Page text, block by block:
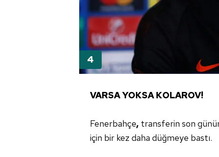
VARSA YOKSAKOLAROV!
Fenerbahçe, transferin son
için bir kez daha düğmeye bastı.